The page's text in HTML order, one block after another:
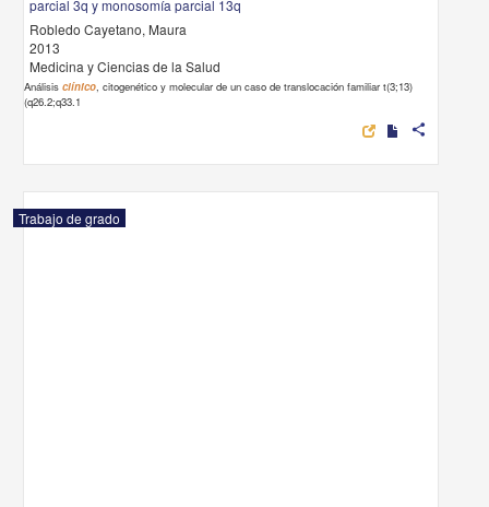
parcial 3q y monosomía parcial 13q
Robledo Cayetano, Maura
2013
Medicina y Ciencias de la Salud
Análisisclínico, citogenético y molecular de un caso de translocación familiar t(3;13)
(q26.2;q33.1
share
Trabajo de grado